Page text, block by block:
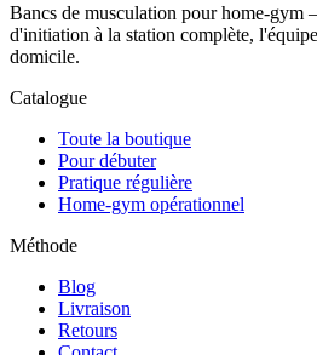
Bancs de musculation pour home-gym
d'initiation à la station complète,
domicile.
Catalogue
Toute la boutique
Pour débuter
Pratique régulière
Home-gym opérationnel
Méthode
Blog
Livraison
Retours